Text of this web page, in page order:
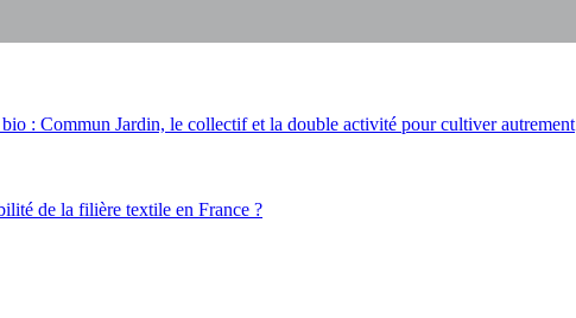
: Commun Jardin, le collectif et la double activité pour cultiver autrement
de la filière textile en France ?